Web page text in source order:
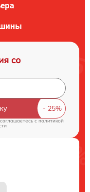
со
cполитикой